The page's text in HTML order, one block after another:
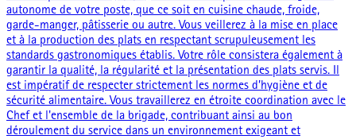
autonome de votre poste, que ce soit en cuisine chaude, froide,
garde-manger, pâtisserie ou autre. Vous veillerez à la mise en place
et à la production des plats en respectant scrupuleusement les
standards gastronomiques établis. Votre rôle consistera également à
garantir la qualité, la régularité et la présentation des plats servis. Il
est impératif de respecter strictement les normes d’hygiène et de
sécurité alimentaire. Vous travaillerez en étroite coordination avec le
Chef et l'ensemble de la brigade, contribuant ainsi au bon
déroulement du service dans un environnement exigeant et